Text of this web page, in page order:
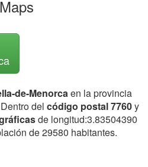
de-Menorcaen la provincia
del código postal 7760y
de longitud:3.83504390
de 29580 habitantes.